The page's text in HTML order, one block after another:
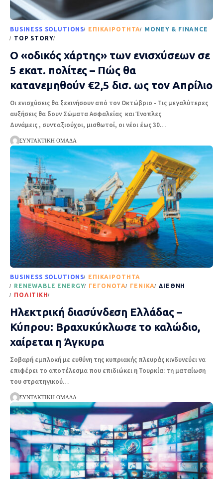
BUSINESS SOLUTIONS EΠΙΚΑΙΡΌΤΗΤΑ
MONEY & FINANCE
TOP STORY
Ο «οδικός χάρτης» των ενισχύσεων σε
5 εκατ. πολίτες – Πώς θα
κατανεμηθούν €2,5 δισ. ως τον Απρίλιο
Οι ενισχύσεις θα ξεκινήσουν από τον Οκτώβριο - Τις μεγαλύτερες
αυξήσεις θα δουν Σώματα Ασφαλείας και Ένοπλες
Δυνάμεις , συνταξιούχοι, μισθωτοί, οι νέοι έως 30…
ΣΥΝΤΑΚΤΙΚΉ ΟΜΆΔΑ
BUSINESS SOLUTIONS
EΠΙΚΑΙΡΌΤΗΤΑ
RENEWABLE ENERGY
ΓΕΓΟΝΌΤΑ ΓΕΝΙΚΆ
ΔΙΕΘΝΉ
ΠΟΛΙΤΙΚΉ
Ηλεκτρική διασύνδεση Ελλάδας –
Κύπρου: Βραχυκύκλωσε το καλώδιο,
χαίρεται η Άγκυρα
Σοβαρή εμπλοκή με ευθύνη της κυπριακής πλευράς κινδυνεύει να
επιφέρει το αποτέλεσμα που επιδιώκει η Τουρκία: τη ματαίωση
του στρατηγικού…
ΣΥΝΤΑΚΤΙΚΉ ΟΜΆΔΑ